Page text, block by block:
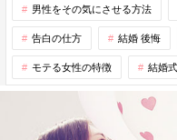
男性をその気にさせる方法
告白の仕方 結婚 後悔
モテる女性の特徴 結婚